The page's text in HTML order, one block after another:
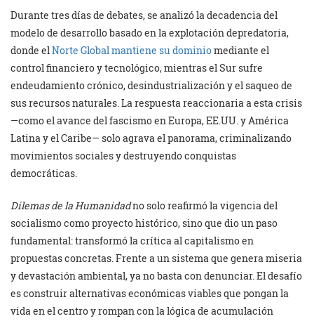
Durante tres días de debates, se analizó la decadencia del
modelo de desarrollo basado en la explotación depredatoria,
donde elNorte Global mantiene su dominiomediante el
control financiero y tecnológico, mientras el Sur sufre
endeudamiento crónico, desindustrialización y el saqueo de
sus recursos naturales. La respuesta reaccionaria a esta crisis
—como el avance del fascismo en Europa, EE.UU. y América
Latina y el Caribe— solo agrava el panorama, criminalizando
movimientos sociales y destruyendo conquistas
democráticas.
Dilemas de la Humanidadno solo reafirmó la vigencia del
socialismo como proyecto histórico, sino que dio un paso
fundamental: transformó la crítica al capitalismo en
propuestas concretas. Frente a un sistema que genera miseria
y devastación ambiental, ya no basta con denunciar. El desafío
es construir alternativas económicas viables que pongan la
vida en el centro y rompan con la lógica de acumulación